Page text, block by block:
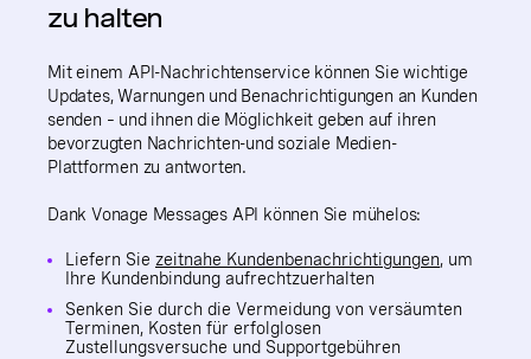
zu halten
Mit einem API-Nachrichtenservice können Sie wichtige
Updates, Warnungen und Benachrichtigungen an Kunden
senden – und ihnen die Möglichkeit geben auf ihren
bevorzugten Nachrichten-und soziale Medien-
Plattformen zu antworten.
Dank Vonage Messages API können Sie mühelos:
Liefern Sie zeitnahe Kundenbenachrichtigungen, um
Ihre Kundenbindung aufrechtzuerhalten
Senken Sie durch die Vermeidung von versäumten
Terminen, Kosten für erfolglosen
Zustellungsversuche und Supportgebühren